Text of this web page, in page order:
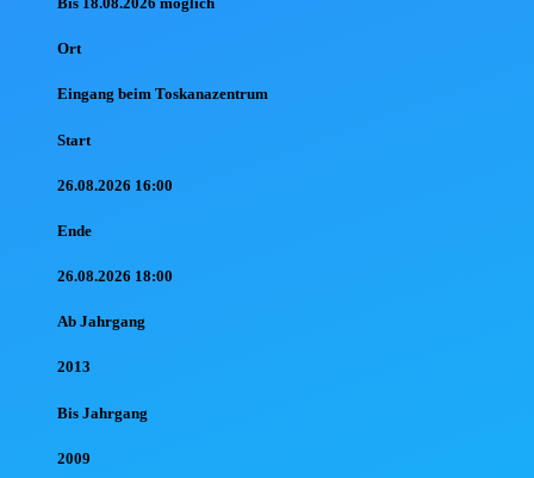
Ort
Eingang beim Toskanazentrum
Start
26.08.2026 16:00
Ende
26.08.2026 18:00
Ab Jahrgang
2013
Bis Jahrgang
2009